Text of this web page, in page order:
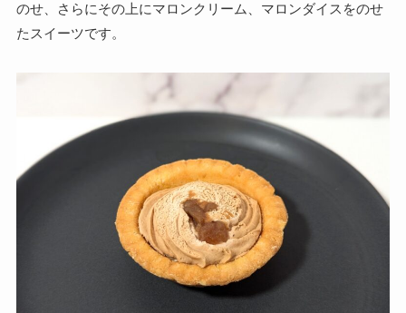
のせ、さらにその上にマロンクリーム、マロンダイスをのせ
たスイーツです。